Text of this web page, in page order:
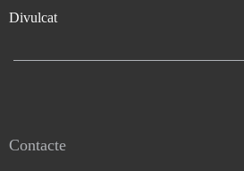
Divulcat
Contacte